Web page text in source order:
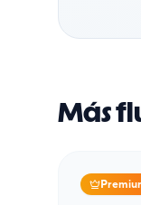
Más